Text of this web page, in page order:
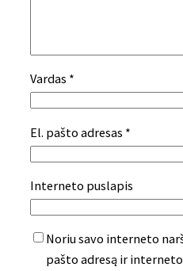
Vardas *
El. pašto adresas *
Interneto puslapis
Noriu savo interneto
pašto adresą ir